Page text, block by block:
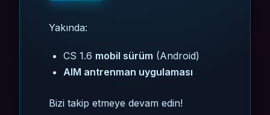
Yakında:
CS 1.6 mobil sürüm (Android)
AIM antrenman uygulaması
Bizi takip etmeye devam edin!